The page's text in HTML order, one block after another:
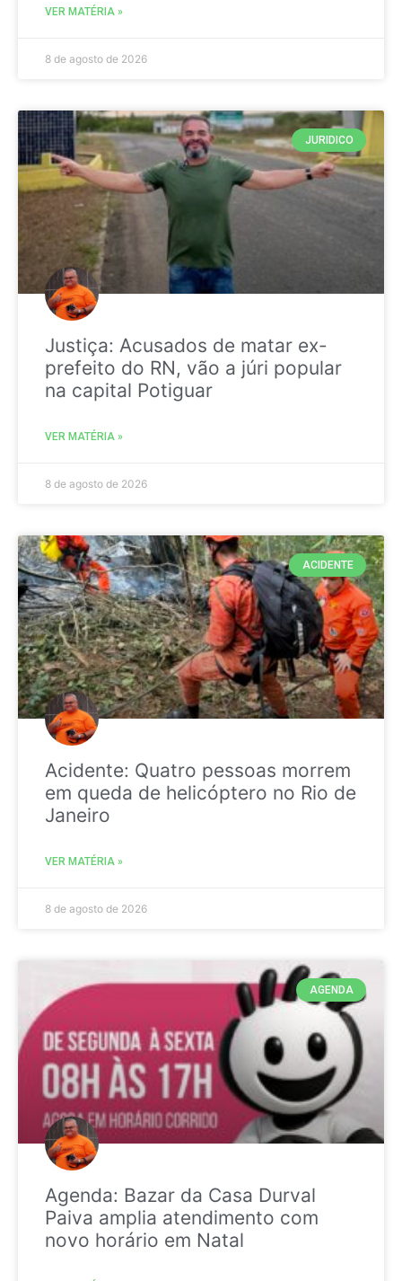
VER MATÉRIA »
8 de agosto de 2026
JURIDICO
Justiça: Acusados de matar ex-
prefeito do RN, vão a júri popular
na capital Potiguar
VER MATÉRIA »
8 de agosto de 2026
ACIDENTE
Acidente: Quatro pessoas morrem
em queda de helicóptero no Rio de
Janeiro
VER MATÉRIA »
8 de agosto de 2026
AGENDA
Agenda: Bazar da Casa Durval
Paiva amplia atendimento com
novo horário em Natal